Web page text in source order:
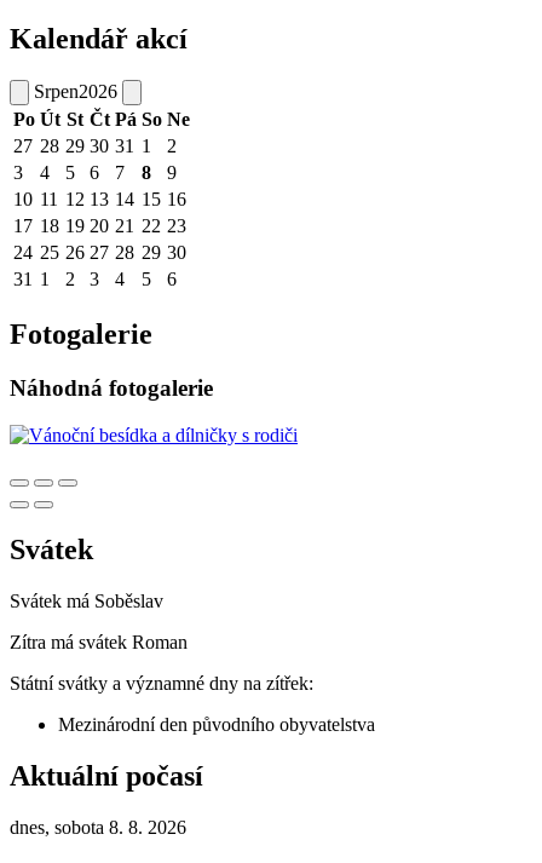
Kalendář akcí
Srpen2026
Po Út St Čt Pá So Ne
27 28 29 30 31 1
2
3
4 5 6 7 8
9
10 11 12 13 14 15 16
17 18 19 20 21 22 23
24 25 26 27 28 29 30
31 1 2 3 4 5 6
Fotogalerie
Náhodná fotogalerie
Svátek
Svátek má Soběslav
Zítra má svátek Roman
Státní svátky a významné dny na zítřek:
Mezinárodní den původního obyvatelstva
Aktuální počasí
dnes, sobota 8. 8. 2026